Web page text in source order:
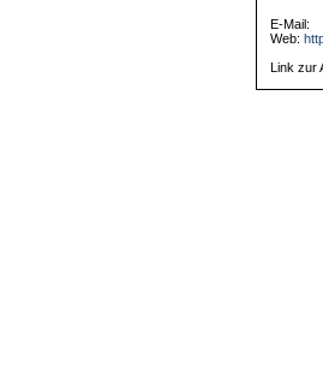
E-Mail:
Web:
Link zur